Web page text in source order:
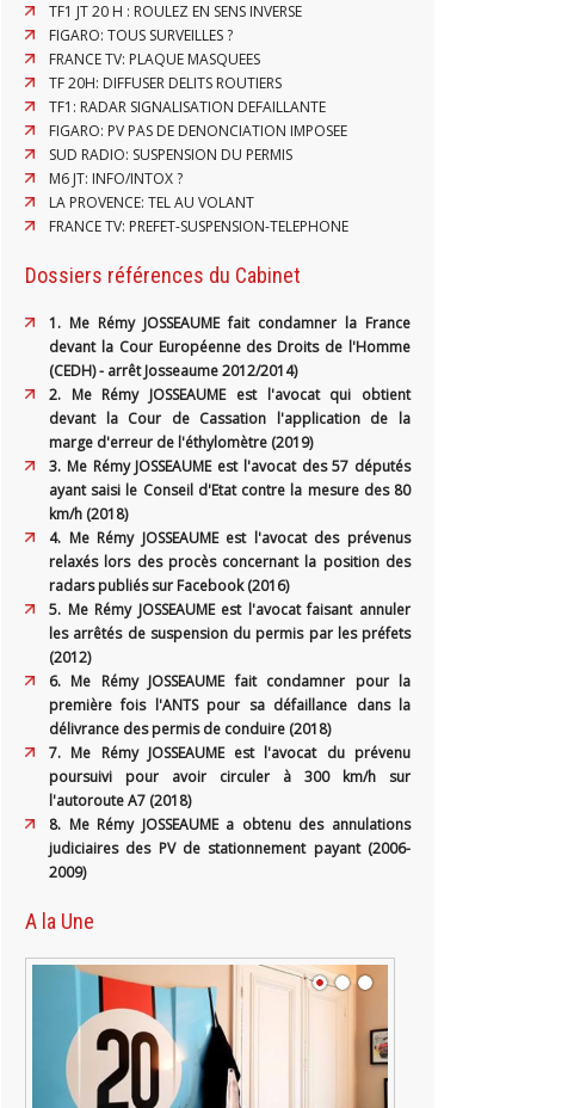
TF1 JT 20 H : ROULEZ EN SENS INVERSE
FIGARO: TOUS SURVEILLES ?
FRANCE TV: PLAQUE MASQUEES
TF 20H: DIFFUSER DELITS ROUTIERS
TF1: RADAR SIGNALISATION DEFAILLANTE
FIGARO: PV PAS DE DENONCIATION IMPOSEE
SUD RADIO: SUSPENSION DU PERMIS
M6 JT: INFO/INTOX ?
LA PROVENCE: TEL AU VOLANT
FRANCE TV: PREFET-SUSPENSION-TELEPHONE
Dossiers références du Cabinet
1. Me Rémy JOSSEAUME fait condamner la France
devant la Cour Européenne des Droits de l'Homme
(CEDH) - arrêt Josseaume 2012/2014)
2. Me Rémy JOSSEAUME est l'avocat qui obtient
devant la Cour de Cassation l'application de la
marge d'erreur de l'éthylomètre (2019)
3. Me Rémy JOSSEAUME est l'avocat des 57 députés
ayant saisi le Conseil d'Etat contre la mesure des 80
km/h (2018)
4. Me Rémy JOSSEAUME est l'avocat des prévenus
relaxés lors des procès concernant la position des
radars publiés sur Facebook (2016)
5. Me Rémy JOSSEAUME est l'avocat faisant annuler
les arrêtés de suspension du permis par les préfets
(2012)
6. Me Rémy JOSSEAUME fait condamner pour la
première fois l'ANTS pour sa défaillance dans la
délivrance des permis de conduire (2018)
7. Me Rémy JOSSEAUME est l'avocat du prévenu
poursuivi pour avoir circuler à 300 km/h sur
l'autoroute A7 (2018)
8. Me Rémy JOSSEAUME a obtenu des annulations
judiciaires des PV de stationnement payant (2006-
2009)
A la Une